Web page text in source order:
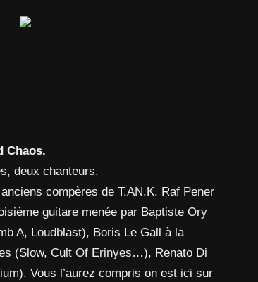
Chaos.
deux chanteurs.
compères de T.AN.K. Raf Pener
guitare menée par Baptiste Ory
A, Loudblast), Boris Le Gall à la
(Slow, Cult Of Erinyes…), Renato Di
Vous l’aurez compris on est ici sur